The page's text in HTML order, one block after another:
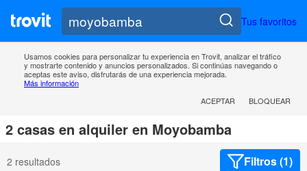
Tus favoritos
Usamos cookies para personalizar tu experiencia en Trovit, analizar el tráfico
y mostrarte contenido y anuncios personalizados. Si continúas navegando o
aceptas este aviso, disfrutarás de una experiencia mejorada.
Más información
ACEPTAR
BLOQUEAR
2 casas en alquiler en Moyobamba
2 resultados Filtros (1)